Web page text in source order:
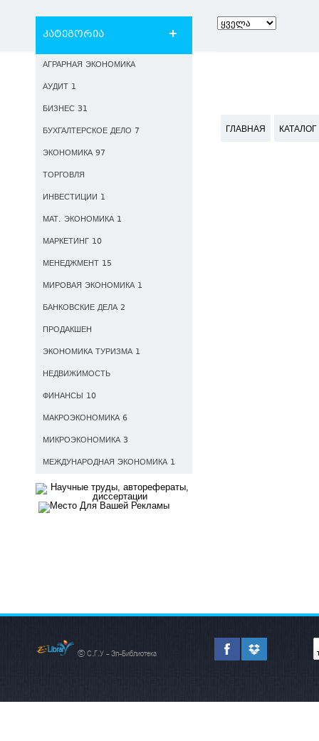
კატეგორია
АГРАРНАЯ ЭКОНОМИКА
АУДИТ 1
БИЗНЕС 31
БУХГАЛТЕРСКОЕ ДЕЛО 7
ЭКОНОМИКА 97
ТОРГОВЛЯ
ИНВЕСТИЦИИ 1
МАТ. ЭКОНОМИКА 1
МАРКЕТИНГ 10
МЕНЕДЖМЕНТ 15
МИРОВАЯ ЭКОНОМИКА 1
БАНКОВСКИЕ ДЕЛА 2
ПРОДАКШЕН
ЭКОНОМИКА ТУРИЗМА 1
НЕДВИЖИМОСТЬ
ФИНАНСЫ 10
МАКРОЭКОНОМИКА 6
МИКРОЭКОНОМИКА 3
МЕЖДУНАРОДНАЯ ЭКОНОМИКА 1
ГЛАВНАЯ
© С.Г.У - Эл-Библиотека